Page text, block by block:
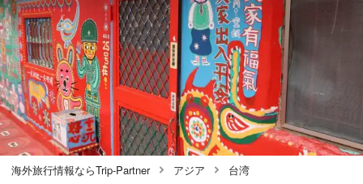
海外旅行情報ならTrip-Partner アジア 台湾